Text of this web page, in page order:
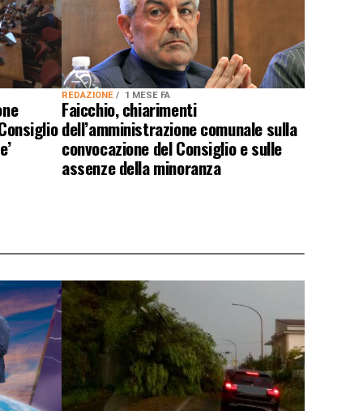
REDAZIONE 1 MESE FA
Faicchio, chiarimenti
dell’amministrazione comunale sulla
convocazione del Consiglio e sulle
assenze della minoranza